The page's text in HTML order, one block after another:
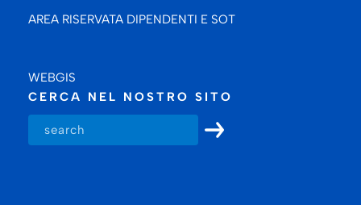
AREA RISERVATA DIPENDENTI E SOT
WEBGIS
CERCA NEL NOSTRO SITO